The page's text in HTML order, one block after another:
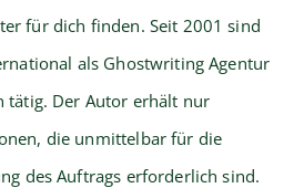
für dich finden. Seit 2001 sind
als Ghostwriting Agentur
tätig. Der Autor erhält nur
die unmittelbar für die
des Auftrags erforderlich sind.